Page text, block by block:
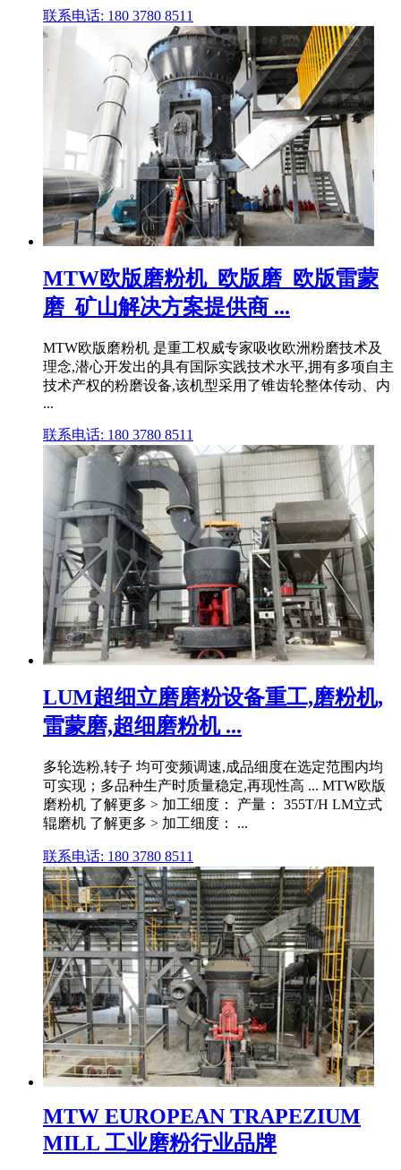
联系电话: 180 3780 8511
MTW欧版磨粉机_欧版磨_欧版雷蒙
磨_矿山解决方案提供商 ...
MTW欧版磨粉机 是重工权威专家吸收欧洲粉磨技术及
理念,潜心开发出的具有国际实践技术水平,拥有多项自主
技术产权的粉磨设备,该机型采用了锥齿轮整体传动、内
...
联系电话: 180 3780 8511
LUM超细立磨磨粉设备重工,磨粉机,
雷蒙磨,超细磨粉机 ...
多轮选粉,转子 均可变频调速,成品细度在选定范围内均
可实现；多品种生产时质量稳定,再现性高 ... MTW欧版
磨粉机 了解更多 > 加工细度： 产量： 355T/H LM立式
辊磨机 了解更多 > 加工细度： ...
联系电话: 180 3780 8511
MTW EUROPEAN TRAPEZIUM
MILL 工业磨粉行业品牌